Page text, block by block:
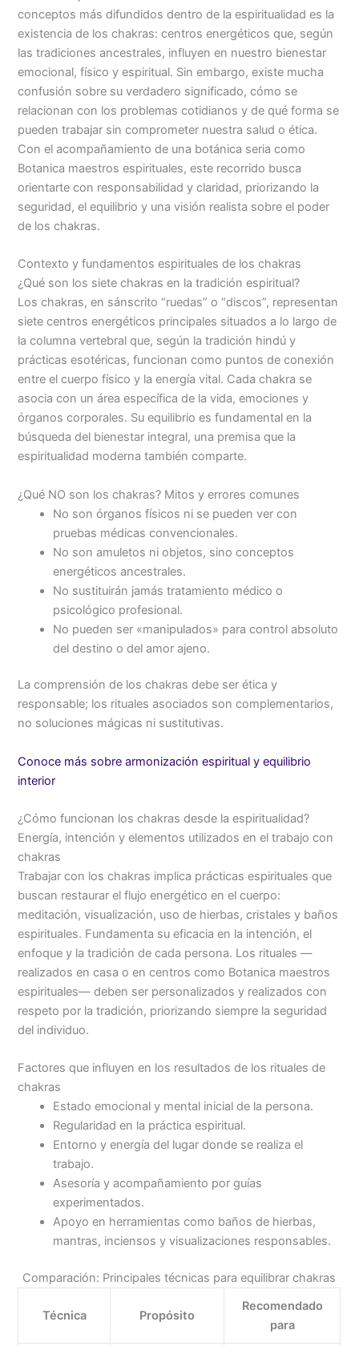
conceptos más difundidos dentro de la espiritualidad es la
existencia de los chakras: centros energéticos que, según
las tradiciones ancestrales, influyen en nuestro bienestar
emocional, físico y espiritual. Sin embargo, existe mucha
confusión sobre su verdadero significado, cómo se
relacionan con los problemas cotidianos y de qué forma se
pueden trabajar sin comprometer nuestra salud o ética.
Con el acompañamiento de una botánica seria como
Botanica maestros espirituales, este recorrido busca
orientarte con responsabilidad y claridad, priorizando la
seguridad, el equilibrio y una visión realista sobre el poder
de los chakras.
Contexto y fundamentos espirituales de los chakras
¿Qué son los siete chakras en la tradición espiritual?
Los chakras, en sánscrito “ruedas” o “discos”, representan
siete centros energéticos principales situados a lo largo de
la columna vertebral que, según la tradición hindú y
prácticas esotéricas, funcionan como puntos de conexión
entre el cuerpo físico y la energía vital. Cada chakra se
asocia con un área específica de la vida, emociones y
órganos corporales. Su equilibrio es fundamental en la
búsqueda del bienestar integral, una premisa que la
espiritualidad moderna también comparte.
¿Qué NO son los chakras? Mitos y errores comunes
No son órganos físicos ni se pueden ver con
pruebas médicas convencionales.
No son amuletos ni objetos, sino conceptos
energéticos ancestrales.
No sustituirán jamás tratamiento médico o
psicológico profesional.
No pueden ser «manipulados» para control absoluto
del destino o del amor ajeno.
La comprensión de los chakras debe ser ética y
responsable; los rituales asociados son complementarios,
no soluciones mágicas ni sustitutivas.
Conoce más sobre armonización espiritual y equilibrio
interior
¿Cómo funcionan los chakras desde la espiritualidad?
Energía, intención y elementos utilizados en el trabajo con
chakras
Trabajar con los chakras implica prácticas espirituales que
buscan restaurar el flujo energético en el cuerpo:
meditación, visualización, uso de hierbas, cristales y baños
espirituales. Fundamenta su eficacia en la intención, el
enfoque y la tradición de cada persona. Los rituales —
realizados en casa o en centros como Botanica maestros
espirituales— deben ser personalizados y realizados con
respeto por la tradición, priorizando siempre la seguridad
del individuo.
Factores que influyen en los resultados de los rituales de
chakras
Estado emocional y mental inicial de la persona.
Regularidad en la práctica espiritual.
Entorno y energía del lugar donde se realiza el
trabajo.
Asesoría y acompañamiento por guías
experimentados.
Apoyo en herramientas como baños de hierbas,
mantras, inciensos y visualizaciones responsables.
Comparación: Principales técnicas para equilibrar chakras
Técnica Propósito
Recomendado
para